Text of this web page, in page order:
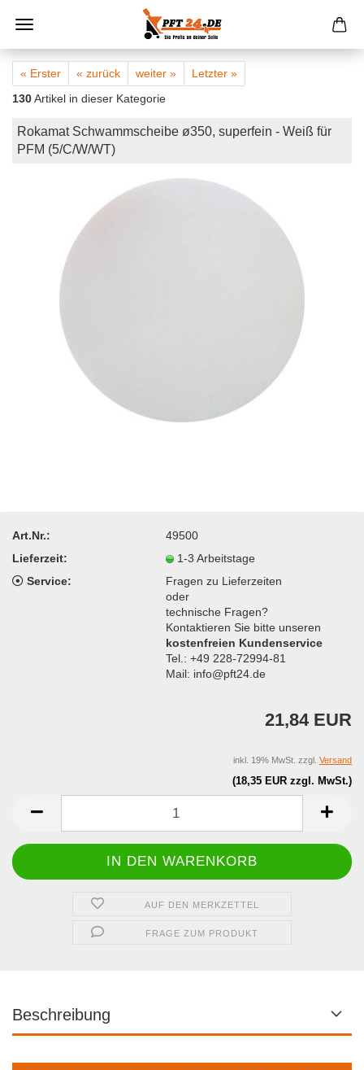
« Erster « zurück weiter »
Letzter »
130Artikel in dieser Kategorie
Rokamat Schwammscheibe ø350, superfein - Weiß für
PFM (5/C/W/WT)
Art.Nr.:
49500
Lieferzeit:
1-3 Arbeitstage
Service:
Fragen zu Lieferzeiten
oder
technische Fragen?
Kontaktieren Sie bitte unseren
kostenfreien Kundenservice
Tel.: +49 228-72994-81
Mail: info@pft24.de
21,84 EUR
(18,35 EUR zzgl. MwSt.)
inkl. 19% MwSt. zzgl. Versand
AUF DEN MERKZETTEL
FRAGE ZUM PRODUKT
Beschreibung